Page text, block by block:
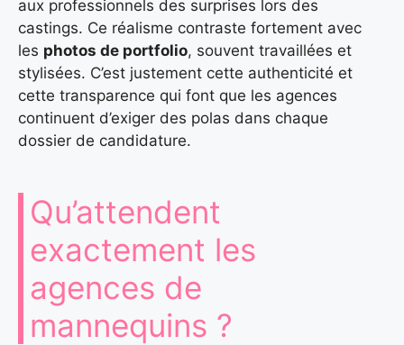
aux professionnels des surprises lors des
castings. Ce réalisme contraste fortement avec
les photos de portfolio, souvent travaillées et
stylisées. C’est justement cette authenticité et
cette transparence qui font que les agences
continuent d’exiger des polas dans chaque
dossier de candidature.
Qu’attendent
exactement les
agences de
mannequins ?